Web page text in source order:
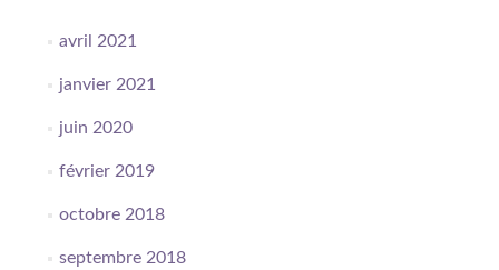
avril 2021
janvier 2021
juin 2020
février 2019
octobre 2018
septembre 2018